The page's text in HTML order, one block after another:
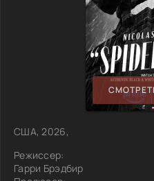
США, 2026,
Режиссер:
Гарри Брэдбир